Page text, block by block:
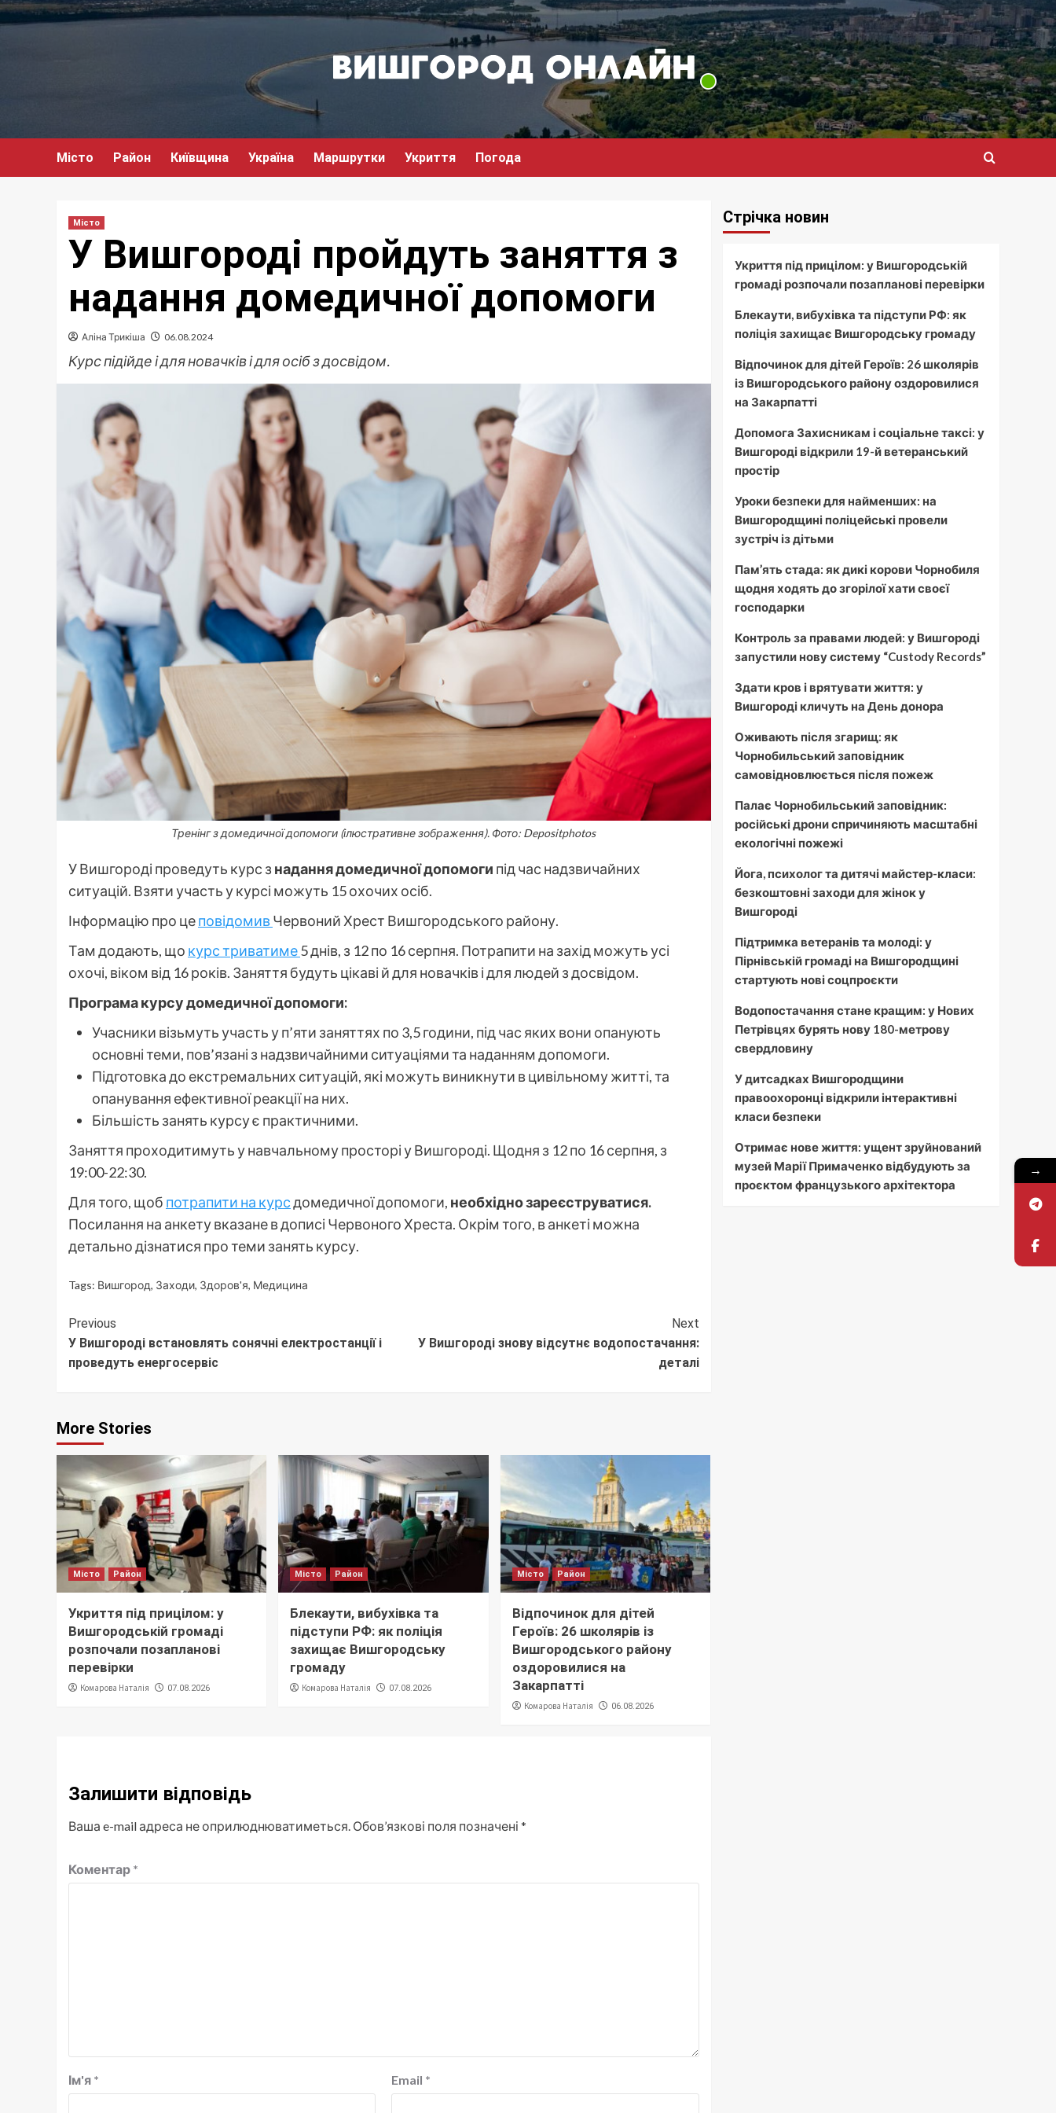
Перейти
до
Місто Район Київщина Україна Маршрутки Укриття Погода
Місто
У Вишгороді пройдуть заняття з
надання домедичної допомоги
Аліна Трикіша 06.08.2024
Курс підійде і для новачків і для осіб з досвідом.
Тренінг з домедичної допомоги (ілюстративне зображення). Фото: Depositphotos
У Вишгороді проведуть курс з надання домедичної допомоги під час надзвичайних
ситуацій. Взяти участь у курсі можуть 15 охочих осіб.
Інформацію про цеповідомивЧервоний Хрест Вишгородського району.
Там додають, що курс триватиме5 днів, з 12 по 16 серпня. Потрапити на захід можуть усі
охочі, віком від 16 років. Заняття будуть цікаві й для новачків і для людей з досвідом.
Програма курсу домедичної допомоги:
Учасники візьмуть участь у п’яти заняттях по 3,5 години, під час яких вони опанують
основні теми, пов’язані з надзвичайними ситуаціями та наданням допомоги.
Підготовка до екстремальних ситуацій, які можуть виникнути в цивільному житті, та
опанування ефективної реакції на них.
Більшість занять курсу є практичними.
Заняття проходитимуть у навчальному просторі у Вишгороді. Щодня з 12 по 16 серпня, з
19:00-22:30.
Для того, щоб потрапити на курсдомедичної допомоги, необхідно зареєструватися.
Посилання на анкету вказане в дописі Червоного Хреста. Окрім того, в анкеті можна
детально дізнатися про теми занять курсу.
Tags: Вишгород, Заходи, Здоров'я, Медицина
Continue
Reading
Previous
У Вишгороді встановлять сонячні електростанції і
проведуть енергосервіс
Next
У Вишгороді знову відсутнє водопостачання:
деталі
More Stories
Місто Район
Укриття під прицілом: у
Вишгородській громаді
розпочали позапланові
перевірки
Комарова Наталія 07.08.2026
Місто Район
Блекаути, вибухівка та
підступи РФ: як поліція
захищає Вишгородську
громаду
Комарова Наталія 07.08.2026
Місто Район
Відпочинок для дітей
Героїв: 26 школярів із
Вишгородського району
оздоровилися на
Закарпатті
Комарова Наталія 06.08.2026
Залишити відповідь
Ваша e-mail адреса не оприлюднюватиметься. Обов’язкові поля позначені *
Коментар *
Ім'я * Email *
Стрічка новин
Укриття під прицілом: у Вишгородській
громаді розпочали позапланові перевірки
Блекаути, вибухівка та підступи РФ: як
поліція захищає Вишгородську громаду
Відпочинок для дітей Героїв: 26 школярів
із Вишгородського району оздоровилися
на Закарпатті
Допомога Захисникам і соціальне таксі: у
Вишгороді відкрили 19-й ветеранський
простір
Уроки безпеки для найменших: на
Вишгородщині поліцейські провели
зустріч із дітьми
Пам’ять стада: як дикі корови Чорнобиля
щодня ходять до згорілої хати своєї
господарки
Контроль за правами людей: у Вишгороді
запустили нову систему “Custody Records”
Здати кров і врятувати життя: у
Вишгороді кличуть на День донора
Оживають після згарищ: як
Чорнобильський заповідник
самовідновлюється після пожеж
Палає Чорнобильський заповідник:
російські дрони спричиняють масштабні
екологічні пожежі
Йога, психолог та дитячі майстер-класи:
безкоштовні заходи для жінок у
Вишгороді
Підтримка ветеранів та молоді: у
Пірнівській громаді на Вишгородщині
стартують нові соцпроєкти
Водопостачання стане кращим: у Нових
Петрівцях бурять нову 180-метрову
свердловину
У дитсадках Вишгородщини
правоохоронці відкрили інтерактивні
класи безпеки
Отримає нове життя: ущент зруйнований
музей Марії Примаченко відбудують за
проєктом французького архітектора
→